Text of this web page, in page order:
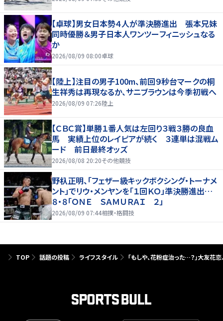
【卓球】男女日本勢４人が準決勝進出 張本兄妹
同時優勝＆男子日本人ワンツーフィニッシュなる
か
2026/08/09 08:00卓球
【陸上】注目の男子100m、前回９秒台マークの桐
生祥秀は再現なるか、サニブラウンは今季初戦へ
2026/08/09 07:26陸上
【ＣＢＣ賞】単勝１番人気は左回り３戦３勝の良血
馬 実績上位のレイピアが続く ３連単は混戦ム
ード 前日最終オッズ
2026/08/08 20:20その他競技
野杁正明、「フェザー級キックボクシング・トーナメ
ント」でリウ・メンヤンを「１回ＫＯ」準決勝進出…
８・８「ＯＮＥ ＳＡＭＵＲＡＩ ２」
2026/08/09 07:44相撲・格闘技
TOP 話題の投稿 ライフスタイル 「もしや、花粉症治った…？」大友花